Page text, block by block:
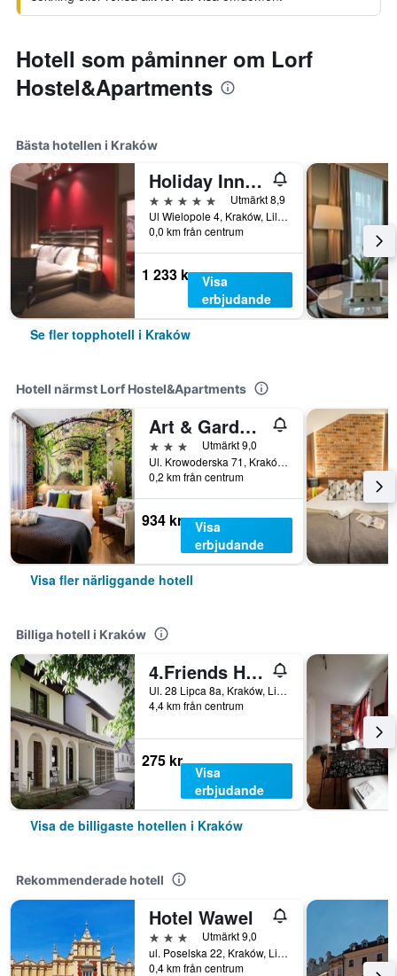
Hotell som påminner om Lorf
Hostel&Apartments
Bästa hotellen i Kraków
Holiday Inn Krakow City Centre By IHG
5 stjärnor
Utmärkt 8,9
Ul Wielopole 4, Kraków, Lillpolens vojvodskap, Polen
0,0 km från centrum
1 233 kr Visa
erbjudande
Se fler topphotell i Kraków
Hotell närmst Lorf Hostel&Apartments
Art & Garden Residence
3 stjärnorUtmärkt 9,0
Ul. Krowoderska 71, Kraków, Lillpolens vojvodskap, Polen
0,2 km från centrum
934 kr
Visa
erbjudande
Visa fler närliggande hotell
Billiga hotell i Kraków
4.Friends Hostel
Ul. 28 Lipca 8a, Kraków, Lillpolens vojvodskap, Polen
4,4 km från centrum
275 kr
Visa
erbjudande
Visa de billigaste hotellen i Kraków
Rekommenderade hotell
Hotel Wawel
3 stjärnorUtmärkt 9,0
ul. Poselska 22, Kraków, Lillpolens vojvodskap, Polen
0,4 km från centrum